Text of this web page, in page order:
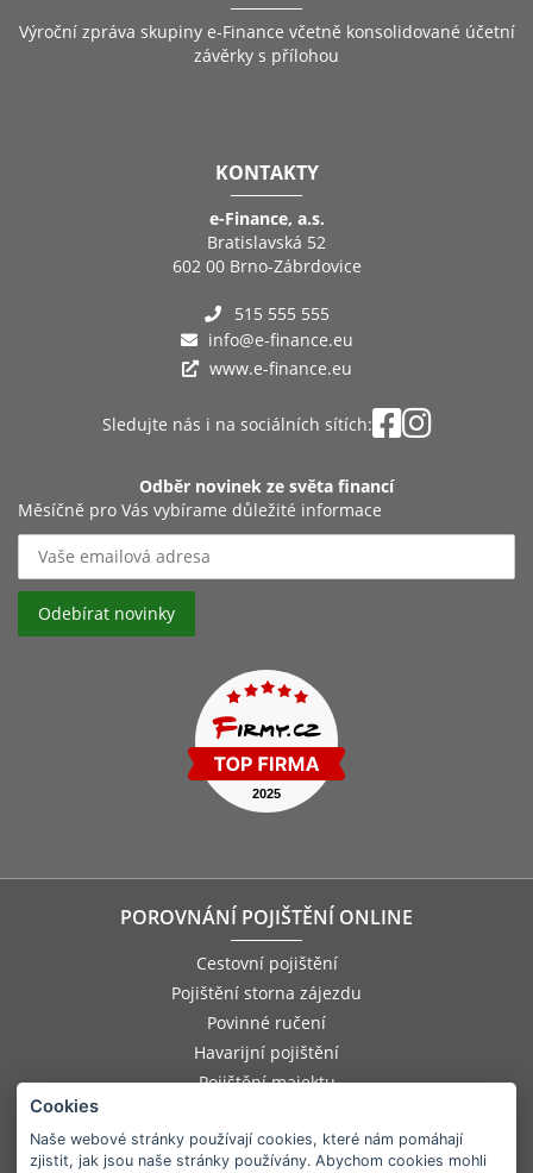
Výroční zpráva skupiny e-Finance včetně konsolidované účetní
závěrky s přílohou
KONTAKTY
e-Finance, a.s.
Bratislavská 52
602 00 Brno-Zábrdovice
515 555 555
info@e-finance.eu
www.e-finance.eu
Sledujte nás i na sociálních sítích:
Odběr novinek ze světa financí
Měsíčně pro Vás vybírame důležité informace
POROVNÁNÍ POJIŠTĚNÍ ONLINE
Cestovní pojištění
Pojištění storna zájezdu
Povinné ručení
Havarijní pojištění
Pojištění majektu
Pojištění asistenčních služeb
Cookies
Naše webové stránky používají cookies, které nám pomáhají
zjistit, jak jsou naše stránky používány. Abychom cookies mohli